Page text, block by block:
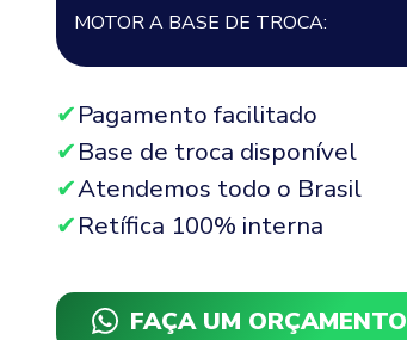
MOTOR A BASE DE TROCA:
Pagamento facilitado
Base de troca disponível
Atendemos todo o Brasil
Retífica 100% interna
FAÇA UM ORÇAMENTO